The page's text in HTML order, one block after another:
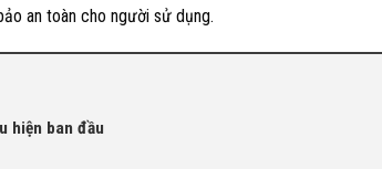
an toàn cho người sử dụng.
hiện ban đầu